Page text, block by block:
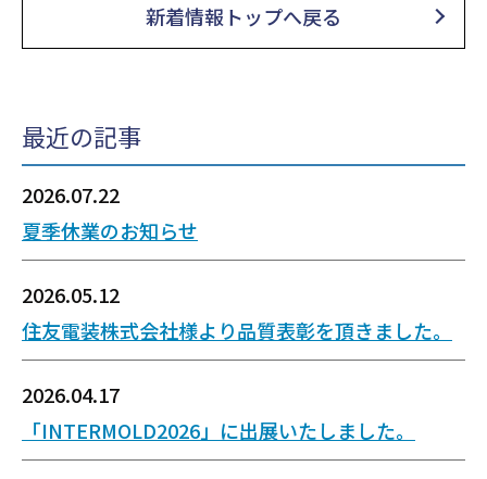
新着情報トップへ戻る
最近の記事
2026.07.22
夏季休業のお知らせ
2026.05.12
住友電装株式会社様より品質表彰を頂きました。
2026.04.17
「INTERMOLD2026」に出展いたしました。